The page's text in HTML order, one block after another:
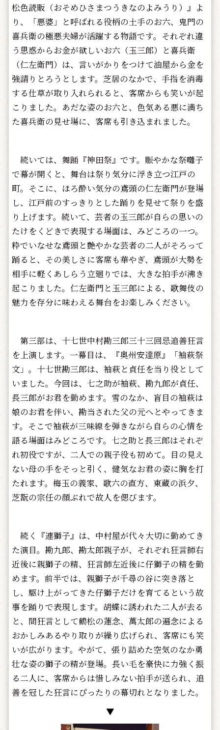
松色読販（おそめひさまつうきなのよみうり）』よ
り、「悪婆」と呼ばれる役柄の土手のお六、鬼門の
喜兵衛の極悪夫婦が活躍する物語です。それぞれ違
う思惑からお金が欲しいお六（玉三郎）と喜兵衛
（仁左衛門）は、言いがかりをつけて油屋から金を
強請りとろうとします。芝居のなかで、手指を消毒
する仕草が取り入れられると、客席からも笑いが起
こりました。あだな姿のお六と、色気ある悪に満ち
た喜兵衛の見せ場に、客席も引き込まれました。
続いては、舞踊『神田祭』です。賑やかな祭囃子
で幕が開くと、舞台は祭り気分に浮き立つ江戸の
町。そこに、ほろ酔い気分の鳶頭の仁左衛門が登場
し、江戸前のすっきりとした踊りを見せて祭りを盛
り上げます。続いて、芸者の玉三郎が自らの思いの
たけをくどきで表現する場面は、みどころの一つ。
粋でいなせな鳶頭と艶やかな芸者の二人がそろって
踊ると、その美しさに客席も華やぎ、鳶頭が大勢を
相手に軽くあしらう立廻りでは、大きな拍手が沸き
起こりました。仁左衛門と玉三郎による、歌舞伎の
魅力を存分に味わえる舞台をお楽しみください。
第三部は、十七世中村勘三郎三十三回忌追善狂言
を上演します。一幕目は、『奥州安達原』「袖萩祭
文」。十七世勘三郎は、袖萩と貞任を当り役として
いました。今回は、七之助が袖萩、勘九郎が貞任、
長三郎がお君を勤めます。雪のなか、盲目の袖萩は
娘のお君を伴い、勘当された父の元へとやってきま
す。そこで袖萩が三味線を弾きながら自らの心情を
語る場面はみどころです。七之助と長三郎はそれぞ
れ初役ですが、二人での親子役も初めて。目の見え
ない母の手をそっと引く、健気なお君の姿に胸を打
たれます。梅玉の義家、歌六の直方、東蔵の浜夕、
芝翫の宗任の顔ぶれで故人を偲びます。
続く『連獅子』は、中村屋が代々大切に勤めてき
た演目。勘九郎、勘太郎親子が、それぞれ狂言師右
近後に親獅子の精、狂言師左近後に仔獅子の精を勤
めます。前半では、親獅子が千尋の谷に突き落と
し、駆け上がってきた仔獅子だけを育てるという故
事を踊りで表現します。胡蝶に誘われた二人が去る
と、間狂言として鶴松の蓮念、萬太郎の遍念による
おかしみあるやり取りが繰り広げられ、客席にも笑
いが広がります。やがて、張り詰めた空気のなか勇
壮な姿の獅子の精が登場。長い毛を豪快に力強く振
る二人に、客席からは惜しみない拍手が送られ、追
善を冠した狂言にぴったりの幕切れとなりました。
▼